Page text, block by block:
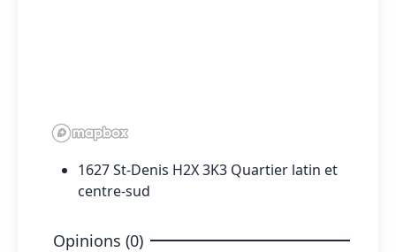
1627 St-Denis H2X 3K3 Quartier latin et
centre-sud
Opinions (0)